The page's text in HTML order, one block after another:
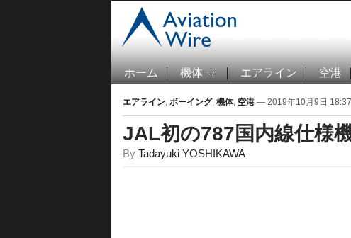
ホーム 機体 エアライン 空港
エアライン, ボーイング, 機体, 空港 — 2019年10月9日
JAL初の787国内線仕様
By Tadayuki YOSHIKAWA